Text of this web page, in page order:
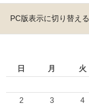
PC版表示に切り替える
日 月 火
2
3 4